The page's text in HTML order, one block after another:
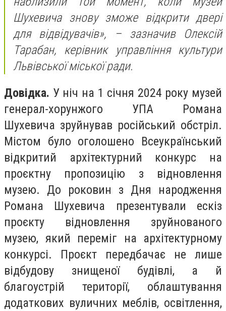
Шухевича знову зможе відкрити двері
для відвідувачів», – зазначив Олексій
Тарабан, керівник управління культури
Львівської міської ради.
Довідка. У ніч на 1 січня 2024 року музей
генерал-хорунжого УПА Романа
Шухевича зруйнував російський обстріл.
Містом було оголошено Всеукраїнський
відкритий архітектурний конкурс на
проєктну пропозицію з відновлення
музею. До роковин з Дня народження
Романа Шухевича презентували ескіз
проєкту відновлення зруйнованого
музею, який переміг на архітектурному
конкурсі. Проєкт передбачає не лише
відбудову знищеної будівлі, а й
благоустрій території, облаштування
додаткових вуличних меблів, освітлення,